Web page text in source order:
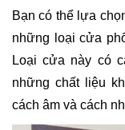
Bạn có thể lựa
những loại cửa
Loại cửa này có
những chất liệu
cách âm và cách